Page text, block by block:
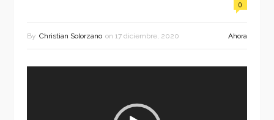
0
By Christian Solorzano on 17 diciembre, 2020 Ahora